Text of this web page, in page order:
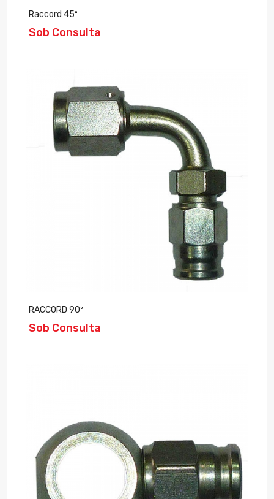
Raccord 45º
Sob Consulta
RACCORD 90º
Sob Consulta